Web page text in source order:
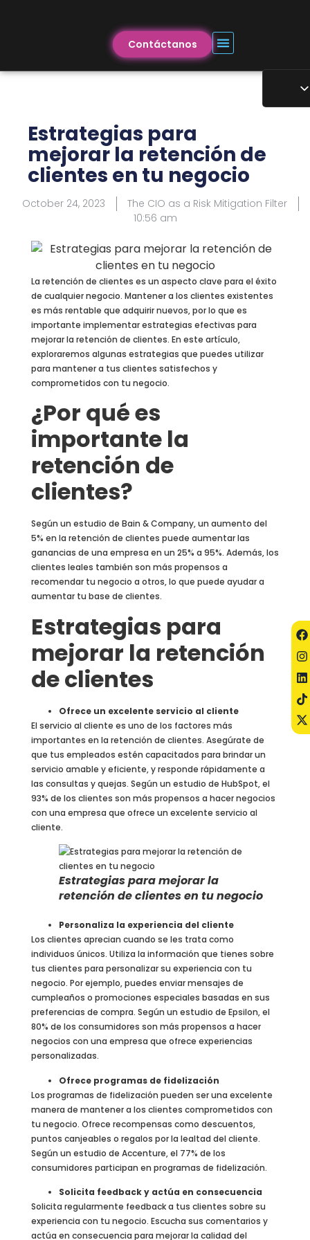
Contáctanos
Estrategias para
mejorar la retención de
clientes en tu negocio
October 24, 2023
The CIO as a Risk Mitigation Filter
10:56 am
La retención de clientes es un aspecto clave para el éxito
de cualquier negocio. Mantener a los clientes existentes
es más rentable que adquirir nuevos, por lo que es
importante implementar estrategias efectivas para
mejorar la retención de clientes. En este artículo,
exploraremos algunas estrategias que puedes utilizar
para mantener a tus clientes satisfechos y
comprometidos con tu negocio.
¿Por qué es
importante la
retención de
clientes?
Según un estudio de Bain & Company, un aumento del
5% en la retención de clientes puede aumentar las
ganancias de una empresa en un 25% a 95%. Además, los
clientes leales también son más propensos a
recomendar tu negocio a otros, lo que puede ayudar a
aumentar tu base de clientes.
Estrategias para
mejorar la retención
de clientes
Ofrece un excelente servicio al cliente
El servicio al cliente es uno de los factores más
importantes en la retención de clientes. Asegúrate de
que tus empleados estén capacitados para brindar un
servicio amable y eficiente, y responde rápidamente a
las consultas y quejas. Según un estudio de HubSpot, el
93% de los clientes son más propensos a hacer negocios
con una empresa que ofrece un excelente servicio al
cliente.
Estrategias para mejorar la
retención de clientes en tu negocio
Personaliza la experiencia del cliente
Los clientes aprecian cuando se les trata como
individuos únicos. Utiliza la información que tienes sobre
tus clientes para personalizar su experiencia con tu
negocio. Por ejemplo, puedes enviar mensajes de
cumpleaños o promociones especiales basadas en sus
preferencias de compra. Según un estudio de Epsilon, el
80% de los consumidores son más propensos a hacer
negocios con una empresa que ofrece experiencias
personalizadas.
Ofrece programas de fidelización
Los programas de fidelización pueden ser una excelente
manera de mantener a los clientes comprometidos con
tu negocio. Ofrece recompensas como descuentos,
puntos canjeables o regalos por la lealtad del cliente.
Según un estudio de Accenture, el 77% de los
consumidores participan en programas de fidelización.
Solicita feedback y actúa en consecuencia
Solicita regularmente feedback a tus clientes sobre su
experiencia con tu negocio. Escucha sus comentarios y
actúa en consecuencia para mejorar la calidad del